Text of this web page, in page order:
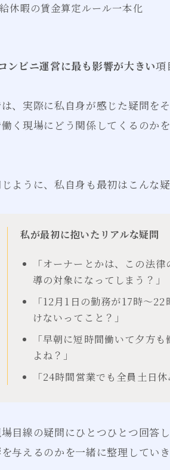
休暇の賃金算定ルール一本化
ンビニ運営に最も影響が大きい項
、実際に私自身が感じた疑問を
く現場にどう関係してくるのかを
ように、私自身も最初はこんな
私が最初に抱いたリアルな疑問
「オーナーとかは、この法
導の対象になってしまう？」
「12月1日の勤務が17時〜
けないってこと？」
「早朝に短時間働いて夕方
よね？」
「24時間営業でも全員土日
目線の疑問にひとつひとつ回答
与えるのかを一緒に整理していき